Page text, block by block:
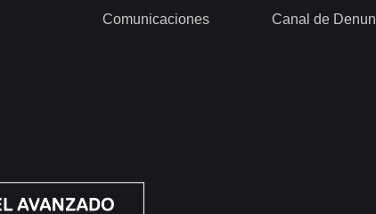
Comunicaciones Canal de